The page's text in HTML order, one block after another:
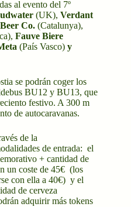
al evento del 7º
(UK), Verdant
Co. (Catalunya),
Fauve Biere
(País Vasco) y
se podrán coger los
BU12 y BU13, que
festivo. A 300 m
de autocaravanas.
de la
de entrada: el
+ cantidad de
un coste de 45€ (los
con ella a 40€) y el
de cerveza
adquirir más tokens